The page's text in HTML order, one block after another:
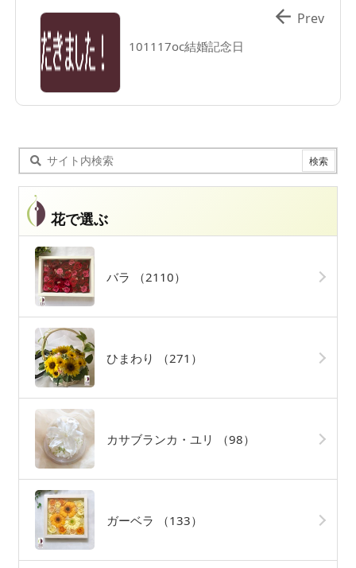
101117oc結婚記念日
 Prev
花で選ぶ
バラ （2110）
ひまわり （271）
カサブランカ・ユリ （98）
ガーベラ （133）